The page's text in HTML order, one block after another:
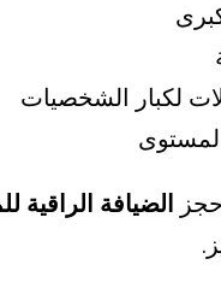
لكبار الشخصيات
الضيافة الراقية